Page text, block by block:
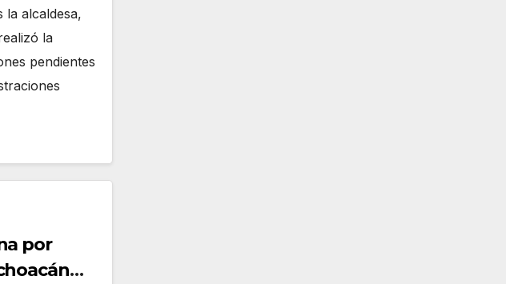
la alcaldesa,
la
pendientes
por